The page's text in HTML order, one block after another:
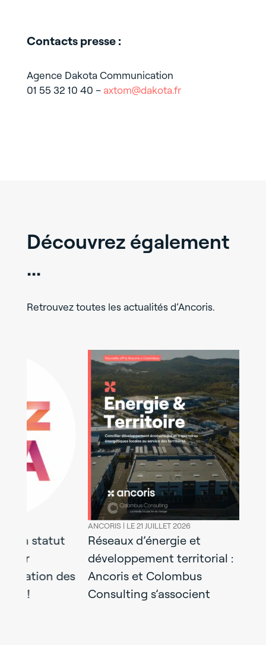
Contacts presse :
Agence Dakota Communication
01 55 32 10 40 – axtom@dakota.fr
Découvrez également
...
Retrouvez toutes les actualités d’Ancoris.
LE 21 JUILLET 2026
Réseaux d’énergie et
développement territorial :
Ancoris et Colombus
Consulting s’associent